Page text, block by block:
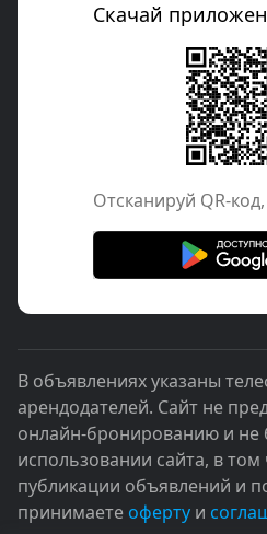
Скачай
Отcканируй QR-
В объявлениях указаны
арендодателей. Сайт не
онлайн-бронированию и не
использовании сайта, в
публикации объявлений и
принимаете оферту и